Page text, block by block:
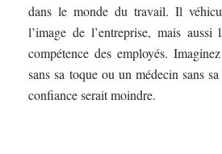
dans le monde du travail. Il
l’image de l’entreprise, mais
compétence des employés.
sans sa toque ou un médecin sans
confiance serait moindre.